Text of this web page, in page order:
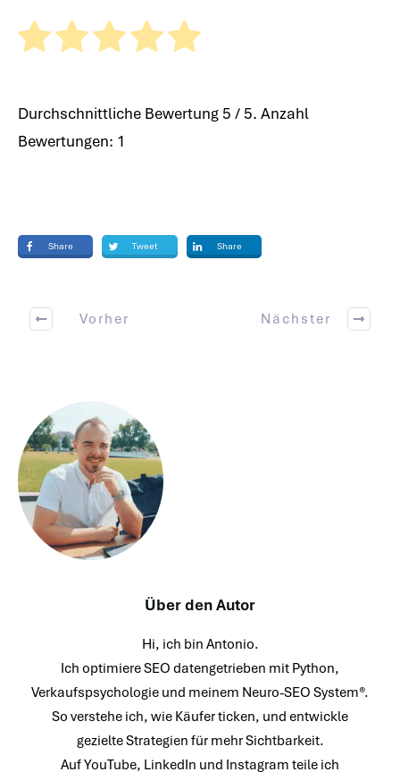
Durchschnittliche Bewertung5 / 5. Anzahl
Bewertungen: 1
Share Tweet Share
Vorher Nächster
Über den Autor
Hi, ich bin Antonio.
Ich optimiere SEO datengetrieben mit Python,
Verkaufspsychologie und meinem Neuro-SEO System®.
So verstehe ich, wie Käufer ticken, und entwickle
gezielte Strategien für mehr Sichtbarkeit.
Auf YouTube, LinkedIn und Instagram teile ich